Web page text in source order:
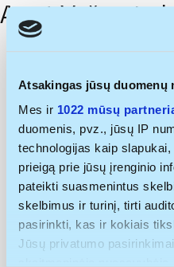
Atsakingas jūsų duomenų
Mes ir 1022 mūsų
duomenis, pvz., jūsų IP
technologijas kaip
prieigą prie jūsų įrenginio
pateikti suasmenintus
skelbimus ir turinį, tirti
pasirinkti, kas ir kokiais
Jūsų privatumo
Agnė